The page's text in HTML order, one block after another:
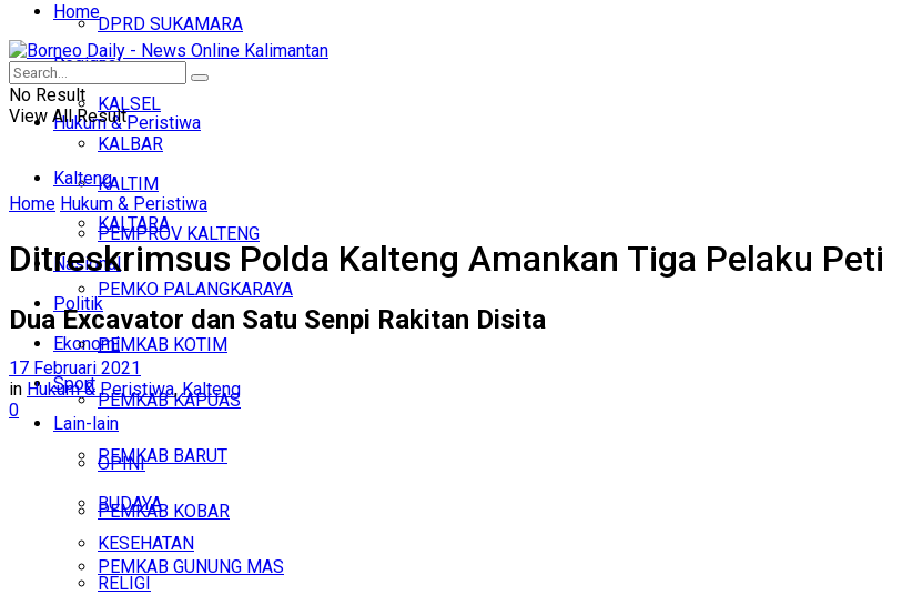
DPRD SUKAMARA
Regional
KALSEL
KALBAR
KALTIM
KALTARA
Nasional
Politik
Ekonomi
Sport
Lain-lain
OPINI
BUDAYA
KESEHATAN
RELIGI
Home
Headline
Hukum & Peristiwa
Kalteng
PEMPROV KALTENG
PEMKO PALANGKARAYA
PEMKAB KOTIM
PEMKAB KAPUAS
PEMKAB BARUT
PEMKAB KOBAR
PEMKAB GUNUNG MAS
No Result
View All Result
Home Hukum & Peristiwa
Ditreskrimsus Polda Kalteng Amankan Tiga Pelaku Peti
Dua Excavator dan Satu Senpi Rakitan Disita
17 Februari 2021
in Hukum & Peristiwa,Kalteng
0